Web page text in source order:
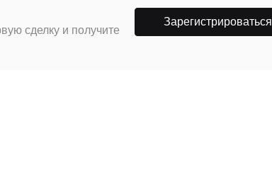
сделку и получите
Зарегистрироваться